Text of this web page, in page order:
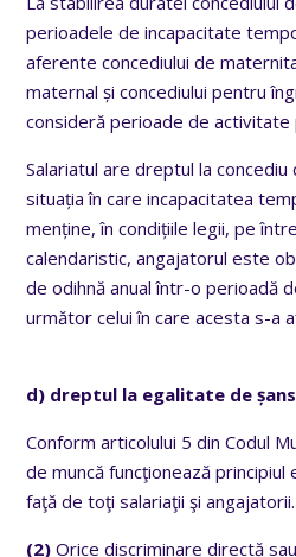
perioadele de incapacitate
aferente concediului de
maternal și concediului pentru
consideră perioade de activitate
Salariatul are dreptul la concediu
situația în care incapacitatea
menține, în condițiile legii, pe
calendaristic, angajatorul este
de odihnă anual într-o perioadă
următor celui în care acesta s-a
d) dreptul la egalitate de
Conform articolului 5 din Codul
de muncă funcţionează
faţă de toţi salariaţii şi angajatorii.
(2) Orice discriminare directă